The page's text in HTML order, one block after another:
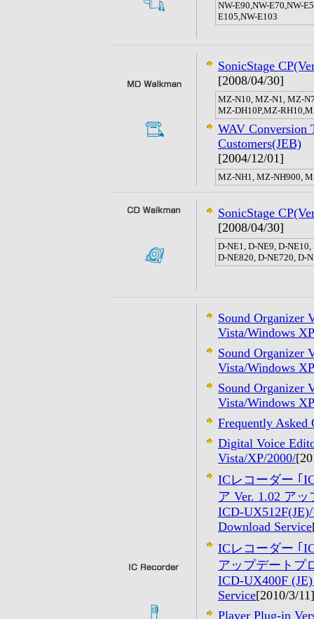
NW-E90,NW-E70,NW-
E105,NW-E103
SonicStage
[2008/04/30]
MZ-N10, MZ-N1, MZ-
MZ-DH10P,MZ-
WAV Conversion
Customers(JEB)
[2004/12/01]
MZ-NH1, MZ-NH900,
SonicStage
[2008/04/30]
D-NE1, D-NE9, D-
D-NE820, D-NE720, D-
Sound Organizer
Vista/Windows XP
Sound Organizer
Vista/Windows XP
Sound Organizer
Vista/Windows XP
Frequently Asked
Digital Voice
Vista/XP/2000/
ICレコーダー ｢
ア Ver. 1.02 ア
ICD-
Download Service
ICレコーダー ｢
アップデートプ
ICD-UX400F
Service[2010/3/
Player Plug-in